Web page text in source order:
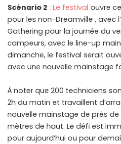
Scénario 2 : Le festival ouvre
pour les non-Dreamville , avec
Gathering pour la journée du
campeurs, avec le line-up
dimanche, le festival serait
avec une nouvelle mainstage
À noter que 200 techniciens
2h du matin et travaillent
nouvelle mainstage de près
mètres de haut. Le défi est
pour aujourd’hui ou pour